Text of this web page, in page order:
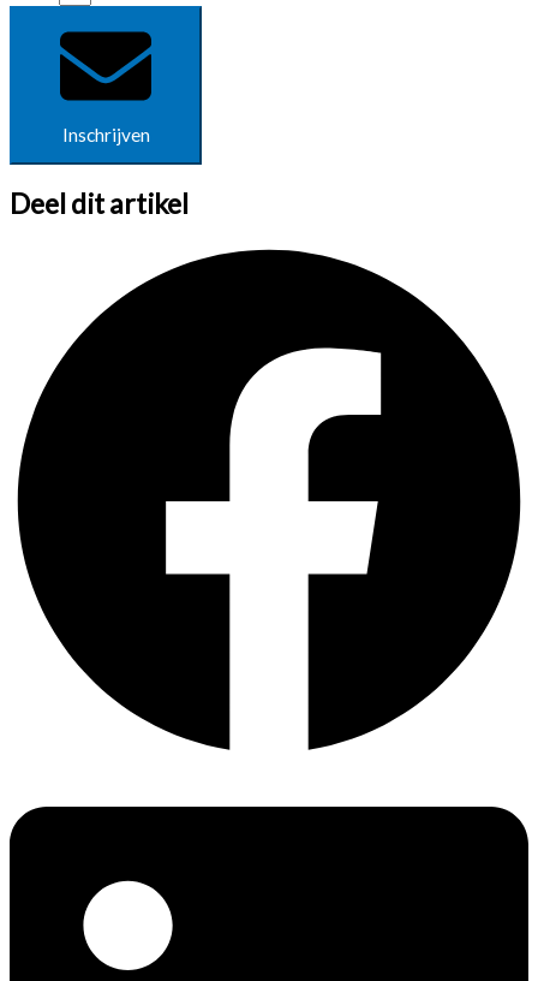
Inschrijven
Deel dit artikel